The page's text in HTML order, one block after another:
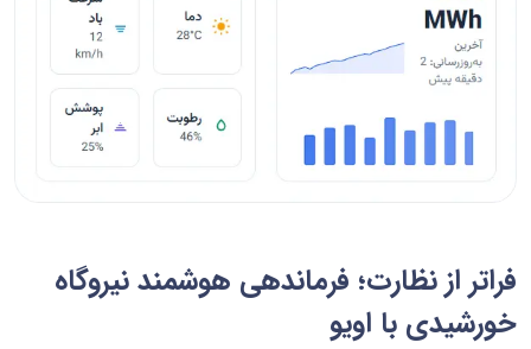
فراتر از نظارت؛ فرماندهی هوشمند نیروگاه
خورشیدی با اویو